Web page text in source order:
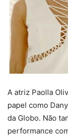
A atriz Paolla
papel como
da Globo. Não
performance